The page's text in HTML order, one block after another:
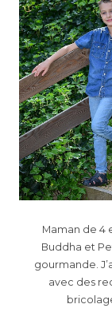
Maman de 4
Buddha et
gourmande.
avec des